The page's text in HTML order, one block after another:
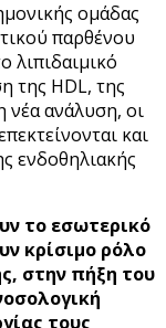
ομάδας
παρθένου
λιπιδαιμικό
της HDL, της
νέα ανάλυση, οι
και
ενδοθηλιακής
το εσωτερικό
κρίσιμο ρόλο
στην πήξη του
τους